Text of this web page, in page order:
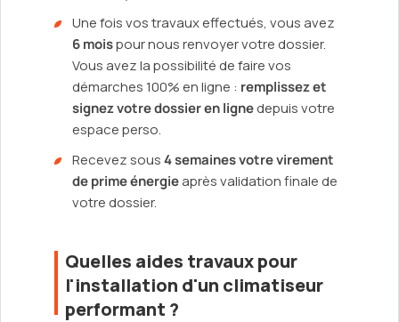
Une fois vos travaux effectués, vous avez
6 moispour nous renvoyer votre dossier.
Vous avez la possibilité de faire vos
démarches 100% en ligne : remplissez et
signez votre dossier en lignedepuis votre
espace perso.
Recevez sous4 semaines votre virement
de prime énergieaprès validation finale de
votre dossier.
Quelles aides travaux pour
l'installation d'un climatiseur
performant ?